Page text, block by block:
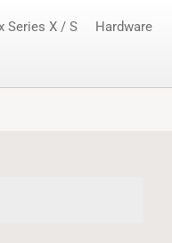
Series X / S Hardware